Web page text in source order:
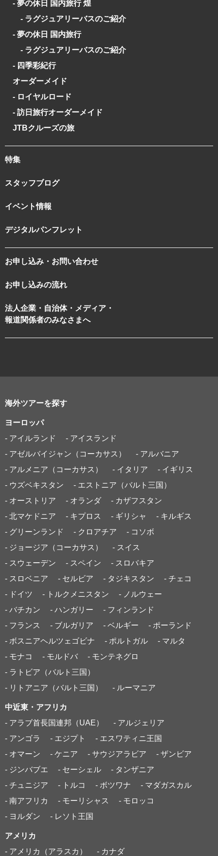
- 夢の休日 国内旅行 煌
- ラグジュアリーバスのご紹介
- 夢の休日 国内旅行
- ラグジュアリーバスのご紹介
- 四季彩紀行
オーダーメイド
- ロイヤルロード
- 訪日旅行オーダーメイド
JTBクルーズの旅
特集
スタッフブログ
イベント情報
デジタルパンフレット
お申し込み・お問い合わせ
お申し込みの流れ
法人企業・自治体・メディア・
報道関係者のみなさまへ
海外ツアーを探す
ヨーロッパ
- アイルランド
- アイスランド
- アゼルバイジャン（コーカサス）
- アルバニア
- アルメニア（コーカサス）
- イタリア
- イギリス
- ウズベキスタン
- エストニア（バルト三国）
- オーストリア
- オランダ
- カザフスタン
- 北マケドニア
- キプロス - ギリシャ
- キルギス
- グリーンランド
- クロアチア
- コソボ
- ジョージア（コーカサス）
- スイス
- スウェーデン
- スペイン
- スロバキア
- スロベニア
- セルビア - タジキスタン
- チェコ
- ドイツ
- トルクメニスタン
- ノルウェー
- バチカン
- ハンガリー
- フィンランド
- フランス
- ブルガリア - ベルギー
- ポーランド
- ボスニアヘルツェゴビナ
- ポルトガル
- マルタ
- モナコ
- モルドバ
- モンテネグロ
- ラトビア（バルト三国）
- リトアニア（バルト三国）
- ルーマニア
中近東・アフリカ
- アラブ首長国連邦（UAE）
- アルジェリア
- アンゴラ
- エジプト
- エスワティニ王国
- オマーン
- ケニア - サウジアラビア
- ザンビア
- ジンバブエ
- セーシェル
- タンザニア
- チュニジア
- トルコ - ボツワナ
- マダガスカル
- 南アフリカ
- モーリシャス
- モロッコ
- ヨルダン
- レソト王国
アメリカ
- アメリカ（アラスカ）
- カナダ